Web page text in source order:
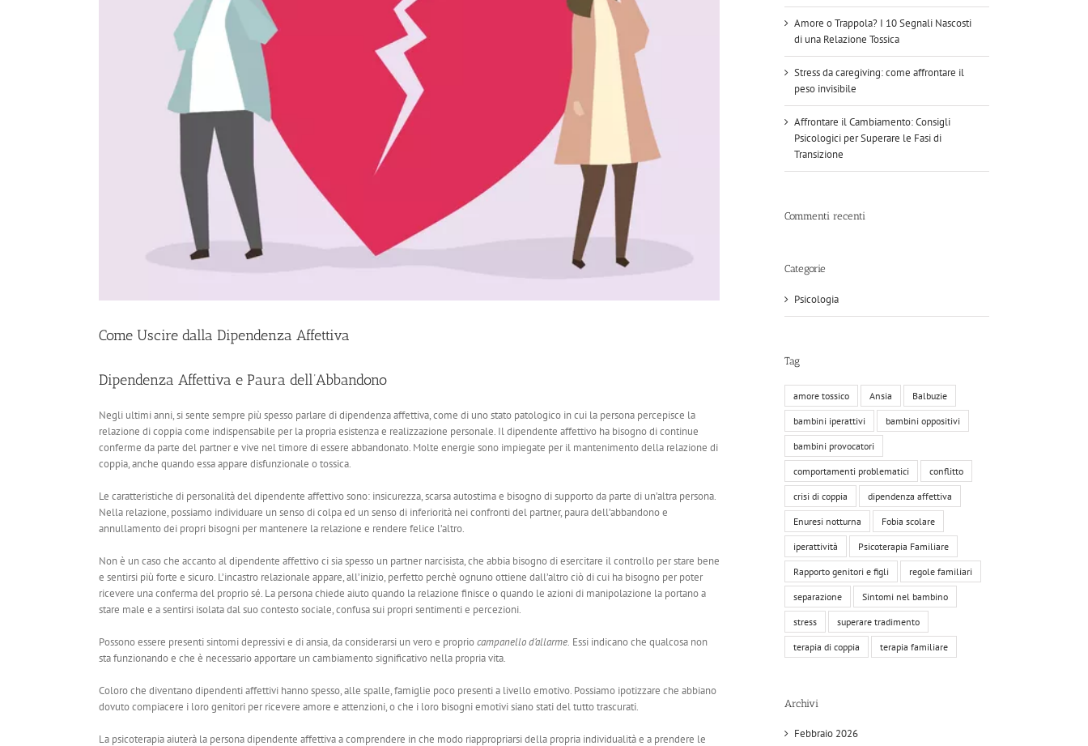
Come Uscire dalla Dipendenza Affettiva
Dipendenza Affettiva e Paura dell’Abbandono
Negli ultimi anni, si sente sempre più spesso parlare di dipendenza affettiva, come di uno stato patologico in cui la persona percepisce la
relazione di coppia come indispensabile per la propria esistenza e realizzazione personale. Il dipendente affettivo ha bisogno di continue
conferme da parte del partner e vive nel timore di essere abbandonato. Molte energie sono impiegate per il mantenimento della relazione di
coppia, anche quando essa appare disfunzionale o tossica.
Le caratteristiche di personalità del dipendente affettivo sono: insicurezza, scarsa autostima e bisogno di supporto da parte di un’altra persona.
Nella relazione, possiamo individuare un senso di colpa ed un senso di inferiorità nei confronti del partner, paura dell’abbandono e
annullamento dei propri bisogni per mantenere la relazione e rendere felice l’altro.
Non è un caso che accanto al dipendente affettivo ci sia spesso un partner narcisista, che abbia bisogno di esercitare il controllo per stare bene
e sentirsi più forte e sicuro. L’incastro relazionale appare, all’inizio, perfetto perchè ognuno ottiene dall’altro ciò di cui ha bisogno per poter
ricevere una conferma del proprio sé. La persona chiede aiuto quando la relazione finisce o quando le azioni di manipolazione la portano a
stare male e a sentirsi isolata dal suo contesto sociale, confusa sui propri sentimenti e percezioni.
Possono essere presenti sintomi depressivi e di ansia, da considerarsi un vero e propriocampanellod’allarme. Essi indicano che qualcosa non
sta funzionando e che è necessario apportare un cambiamento significativo nella propria vita.
Coloro che diventano dipendenti affettivi hanno spesso, alle spalle, famiglie poco presenti a livello emotivo. Possiamo ipotizzare che abbiano
dovuto compiacere i loro genitori per ricevere amore e attenzioni, o che i loro bisogni emotivi siano stati del tutto trascurati.
La psicoterapia aiuterà la persona dipendente affettiva a comprendere in che modo riappropriarsi della propria individualità e a prendere le
Amore o Trappola? I 10 Segnali Nascosti
di una Relazione Tossica
Stress da caregiving: come affrontare il
peso invisibile
Affrontare il Cambiamento: Consigli
Psicologici per Superare le Fasi di
Transizione
Commenti recenti
Categorie
Psicologia
Tag
amore tossico Ansia Balbuzie
bambini iperattivi bambini oppositivi
bambini provocatori
comportamenti problematici conflitto
crisi di coppia dipendenza affettiva
Enuresi notturna Fobia scolare
iperattività Psicoterapia Familiare
Rapporto genitori e figli regole familiari
separazione Sintomi nel bambino
stress superare tradimento
terapia di coppia terapia familiare
Archivi
Febbraio 2026